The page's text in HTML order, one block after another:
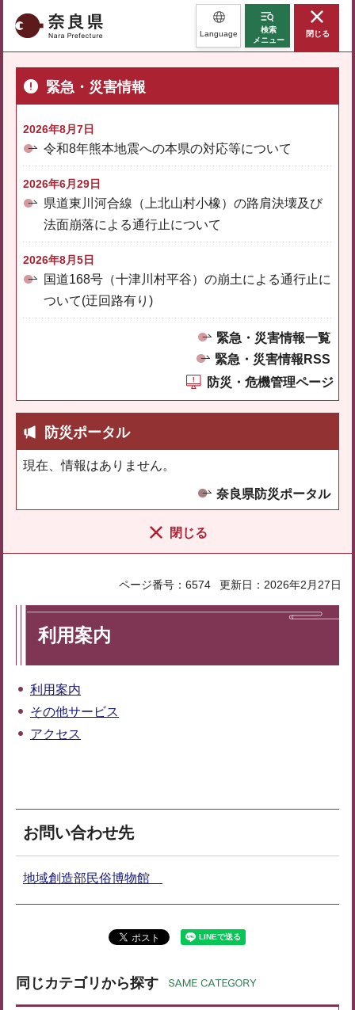
奈良県 Language
検索
メニュー
閉じる
緊急・災害情報
2026年8月7日
令和8年熊本地震への本県の対応等について
2026年6月29日
県道東川河合線（上北山村小橡）の路肩決壊及び
法面崩落による通行止について
2026年8月5日
国道168号（十津川村平谷）の崩土による通行止に
ついて(迂回路有り)
緊急・災害情報一覧
緊急・災害情報RSS
防災・危機管理ページ
防災ポータル
現在、情報はありません。
奈良県防災ポータル
閉じる
ページ番号：6574 更新日：2026年2月27日
利用案内
利用案内
その他サービス
アクセス
お問い合わせ先
地域創造部民俗博物館
同じカテゴリから探す